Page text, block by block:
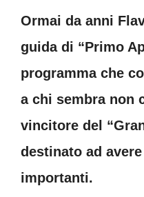
Ormai da anni
guida di “Primo
programma che
a chi sembra non
vincitore del
destinato ad
importanti.